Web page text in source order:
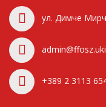
ул. Димче
+389 2 3113